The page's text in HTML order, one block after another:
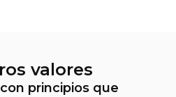
valores
principios que